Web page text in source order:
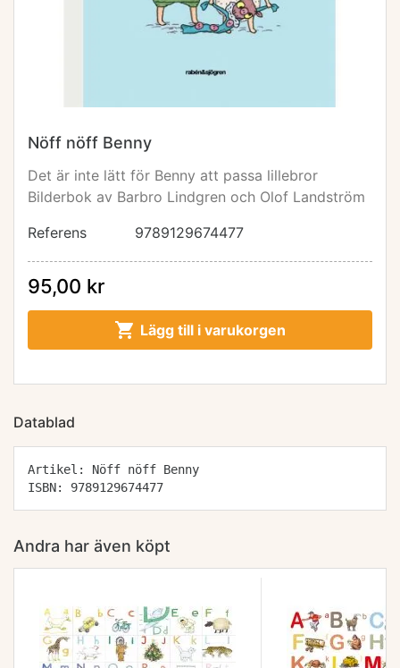
Nöff nöff Benny
Det är inte lätt för Benny att passa lillebror
Bilderbok av Barbro Lindgren och Olof Landström
Referens
9789129674477
95,00 kr
 Lägg till i varukorgen
Datablad
Artikel: Nöff nöff Benny
ISBN: 9789129674477
Andra har även köpt